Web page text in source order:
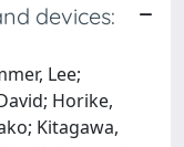
devices:
Lee;
Horike,
Kitagawa,